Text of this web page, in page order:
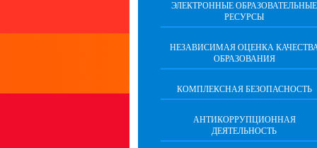
ЭЛЕКТРОННЫЕ ОБРАЗОВАТЕЛЬНЫЕ
РЕСУРСЫ
НЕЗАВИСИМАЯ ОЦЕНКА
ОБРАЗОВАНИЯ
КОМПЛЕКСНАЯ БЕЗОПАСНОСТЬ
АНТИКОРРУПЦИОННАЯ
ДЕЯТЕЛЬНОСТЬ